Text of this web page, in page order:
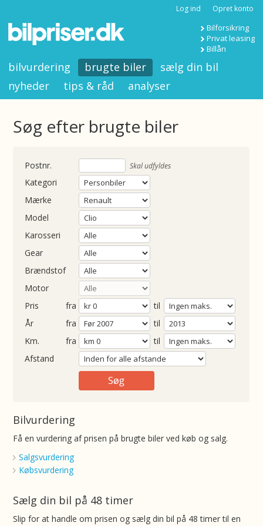
Log ind Opret konto
Bilforsikring
Privat leasing
Billån
bilvurdering brugte biler
sælg din bil
nyheder
tips & råd analyser
Søg efter brugte biler
Skal udfyldes
Kategori
Mærke
Model
Karosseri
Gear
Brændstof
Motor
Pris
fra
til
fra
til
fra
til
Afstand
Bilvurdering
Få en vurdering af prisen på brugte biler ved køb og salg.
Salgsvurdering
Købsvurdering
Sælg din bil på 48 timer
Slip for at handle om prisen og sælg din bil på 48 timer til en